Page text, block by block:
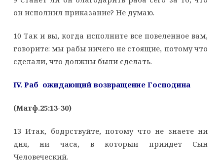
он исполнил приказание? Не думаю.
10 Так и вы, когда исполните все повеленное вам,
говорите: мы рабы ничего не стоящие, потому что
сделали, что должны были сделать.
IV. Раб ожидающий возвращение Господина
(Матф.25:13-30)
13 Итак, бодрствуйте, потому что не знаете ни
дня, ни часа, в который приидет Сын
Человеческий.